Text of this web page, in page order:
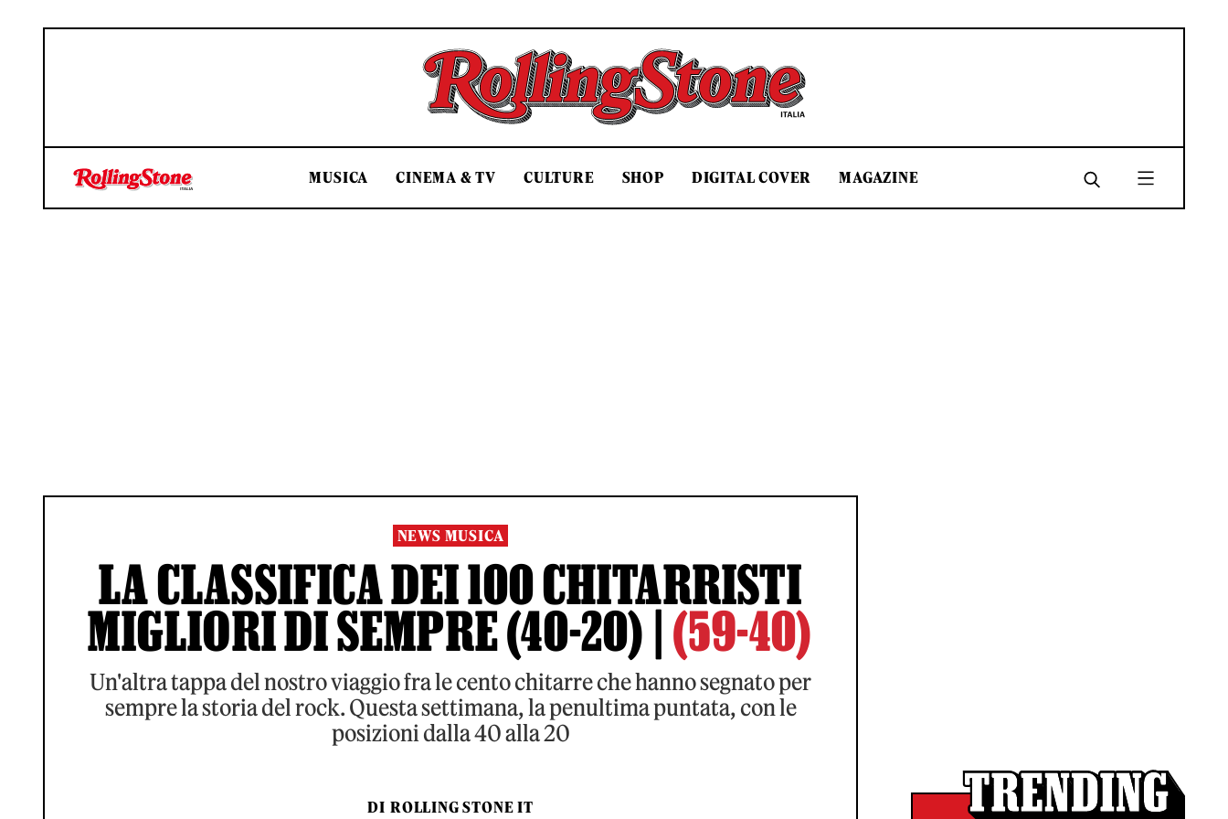
Rolling Stone Italia
MUSICA CINEMA & TV CULTURE SHOP DIGITAL COVER MAGAZINE
NEWS MUSICA
LA CLASSIFICA DEI 100 CHITARRISTI
MIGLIORI DI SEMPRE (40-20) |(59-40)
Un'altra tappa del nostro viaggio fra le cento chitarre che hanno segnato per
sempre la storia del rock. Questa settimana, la penultima puntata, con le
posizioni dalla 40 alla 20
DI ROLLING STONE IT